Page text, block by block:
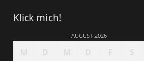
Klick mich!
AUGUST 2026